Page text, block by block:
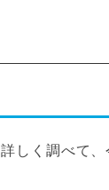
しく調べて